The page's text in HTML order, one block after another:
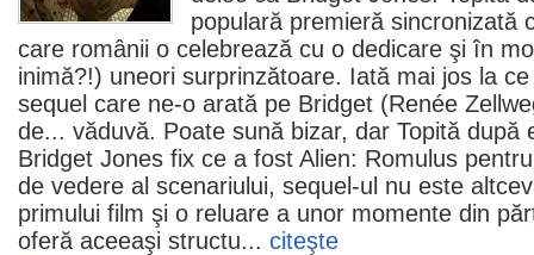
populară premieră sincronizată
care românii o celebrează cu o dedicare şi în
inimă?!) uneori surprinzătoare. Iată mai jos la
sequel care ne-o arată pe Bridget (Renée
de... văduvă. Poate sună bizar, dar Topită după
Bridget Jones fix ce a fost Alien: Romulus
de vedere al scenariului, sequel-ul nu este
primului film şi o reluare a unor momente din
oferă aceeaşi structu... citeşte